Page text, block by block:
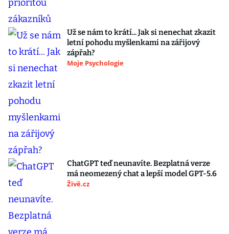
Už se nám to krátí... Jak si nenechat zkazit
letní pohodu myšlenkami na zářijový
zápřah?
Moje Psychologie
ChatGPT teď neunavíte. Bezplatná verze
má neomezený chat a lepší model GPT-5.6
Živě.cz